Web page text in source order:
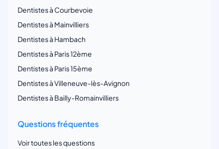
Dentistes à Courbevoie
Dentistes à Mainvilliers
Dentistes à Hambach
Dentistes à Paris 12ème
Dentistes à Paris 15ème
Dentistes à Villeneuve-lès-Avignon
Dentistes à Bailly-Romainvilliers
Questions fréquentes
Voir toutes les questions